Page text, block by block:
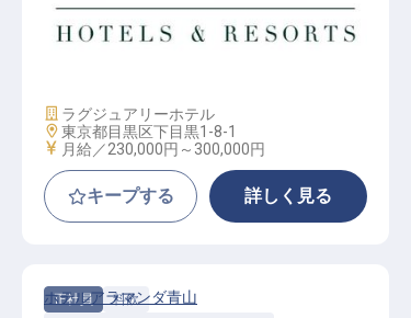
～／2027年開業予定／ヒルトンLXR
東京初進出
施設業態
ラグジュアリーホテル
勤務地
東京都目黒区下目黒1-8-1
給与
月給／230,000円～ 300,000円
キープする 詳しく見る
正社員 料飲
ホテルアラマンダ青山